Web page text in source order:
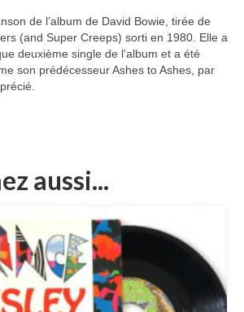
de l’album de David Bowie, tirée de
(and Super Creeps) sorti en 1980. Elle a
deuxième single de l’album et a été
son prédécesseur Ashes to Ashes, par
aussi...